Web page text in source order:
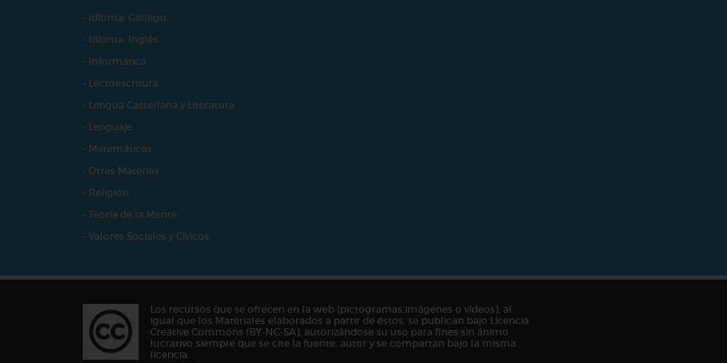
- Idioma: Gallego
- Idioma: Inglés
- Informática
- Lectoescritura
- Lengua Castellana y Literatura
- Lenguaje
- Matemáticas
- Otras Materias
- Religión
- Teoría de la Mente
- Valores Sociales y Cívicos
Los recursos que se ofrecen en la web (pictogramas,imágenes o vídeos), al
igual que los Materiales elaborados a partir de éstos, se publican bajo Licencia
Creative Commons (BY-NC-SA), autorizándose su uso para fines sin ánimo
lucrativo siempre que se cite la fuente, autor y se compartan bajo la misma
licencia.